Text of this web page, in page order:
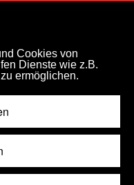
Cookies von
Dienste wie z.B.
ermöglichen.
© 2026